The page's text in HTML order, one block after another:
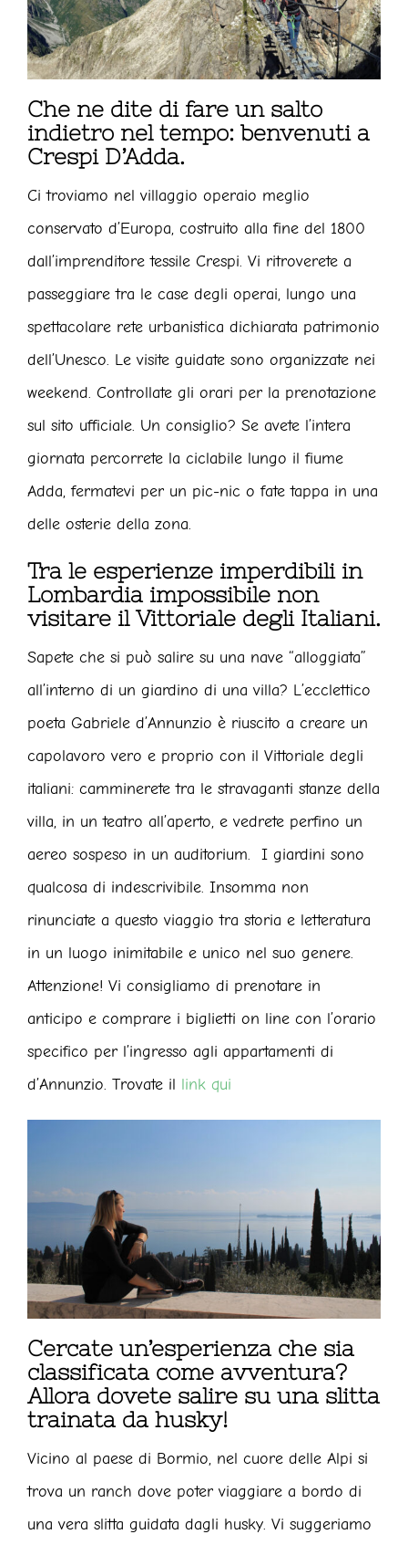
Che ne dite di fare un salto
indietro nel tempo: benvenuti a
Crespi D’Adda.
Ci troviamo nel villaggio operaio meglio
conservato d’Europa, costruito alla fine del 1800
dall’imprenditore tessile Crespi. Vi ritroverete a
passeggiare tra le case degli operai, lungo una
spettacolare rete urbanistica dichiarata patrimonio
dell’Unesco. Le visite guidate sono organizzate nei
weekend. Controllate gli orari per la prenotazione
sul sito ufficiale. Un consiglio? Se avete l’intera
giornata percorrete la ciclabile lungo il fiume
Adda, fermatevi per un pic-nic o fate tappa in una
delle osterie della zona.
Tra le esperienze imperdibili in
Lombardia impossibile non
visitare il Vittoriale degli Italiani.
Sapete che si può salire su una nave “alloggiata”
all’interno di un giardino di una villa? L’ecclettico
poeta Gabriele d’Annunzio è riuscito a creare un
capolavoro vero e proprio con il Vittoriale degli
italiani: camminerete tra le stravaganti stanze della
villa, in un teatro all’aperto, e vedrete perfino un
aereo sospeso in un auditorium. I giardini sono
qualcosa di indescrivibile. Insomma non
rinunciate a questo viaggio tra storia e letteratura
in un luogo inimitabile e unico nel suo genere.
Attenzione! Vi consigliamo di prenotare in
anticipo e comprare i biglietti on line con l’orario
specifico per l’ingresso agli appartamenti di
d’Annunzio. Trovate il link qui
Cercate un’esperienza che sia
classificata come avventura?
Allora dovete salire su una slitta
trainata da husky!
Vicino al paese di Bormio, nel cuore delle Alpi si
trova un ranch dove poter viaggiare a bordo di
una vera slitta guidata dagli husky. Vi suggeriamo